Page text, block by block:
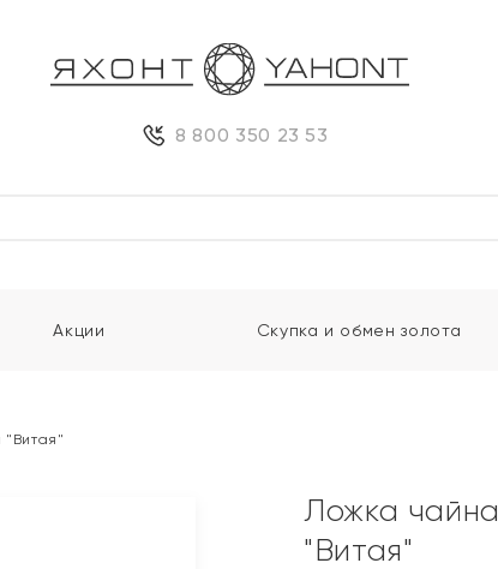
8 800 350 23 53
Акции Скупка и обмен золота
"Витая"
Ложка
"Витая"